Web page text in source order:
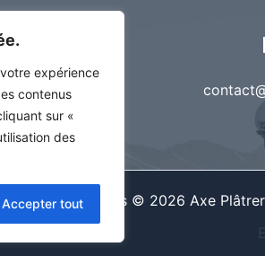
expérience
contenus
sur «
des
Accepter tout
droits réservés © 2026 Axe